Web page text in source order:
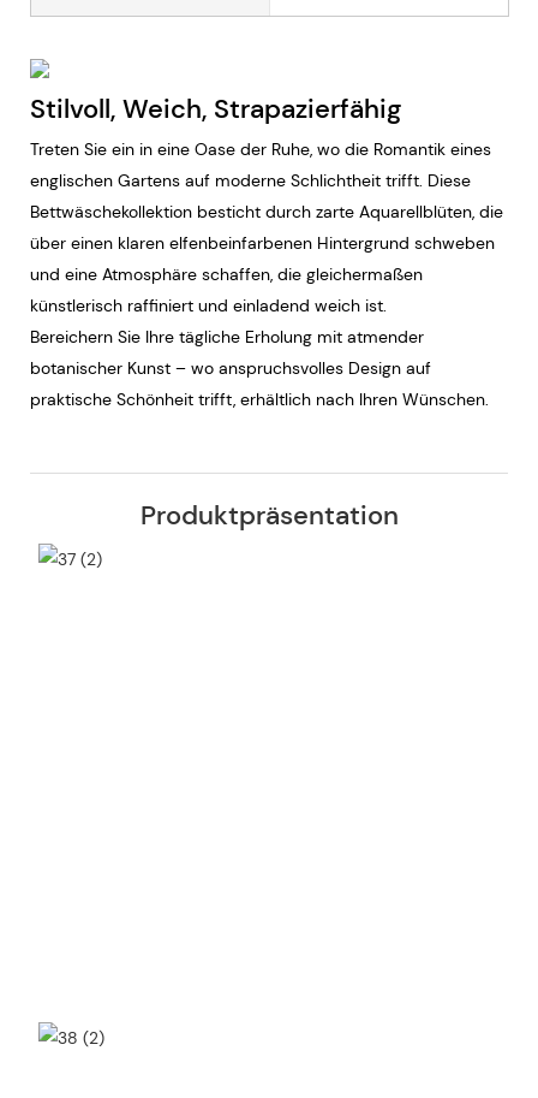
Stilvoll, Weich, Strapazierfähig
Treten Sie ein in eine Oase der Ruhe, wo die Romantik eines
englischen Gartens auf moderne Schlichtheit trifft. Diese
Bettwäschekollektion besticht durch zarte Aquarellblüten, die
über einen klaren elfenbeinfarbenen Hintergrund schweben
und eine Atmosphäre schaffen, die gleichermaßen
künstlerisch raffiniert und einladend weich ist.
Bereichern Sie Ihre tägliche Erholung mit atmender
botanischer Kunst – wo anspruchsvolles Design auf
praktische Schönheit trifft, erhältlich nach Ihren Wünschen.
Produktpräsentation